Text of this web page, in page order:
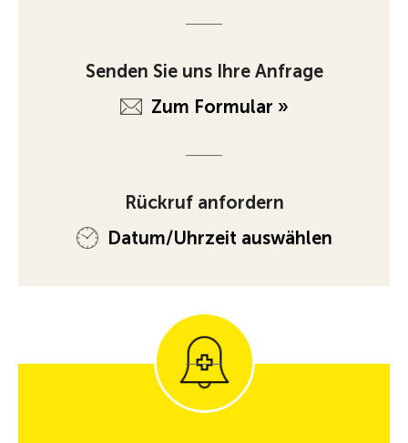
Senden Sie uns Ihre Anfrage
Zum Formular »
Rückruf anfordern
Datum/Uhrzeit auswählen